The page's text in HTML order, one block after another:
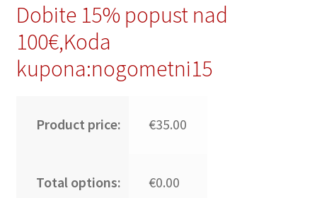
Dobite 15% popust nad
100€,Koda
kupona:nogometni15
Product price: €35.00
Total options: €0.00